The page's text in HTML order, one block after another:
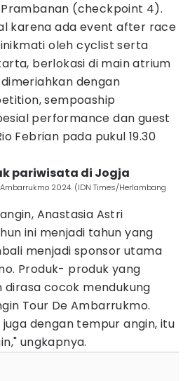
Prambanan (checkpoint 4).
karena ada event after race
oleh cyclist serta
berlokasi di main atrium
dengan
sempoaship
performance dan guest
Febrian pada pukul 19.30
pariwisata di Jogja
2024. (IDN Times/Herlambang
Anastasia Astri
ini menjadi tahun yang
menjadi sponsor utama
Produk- produk yang
dirasa cocok mendukung
Tour De Ambarrukmo.
dengan tempur angin, itu
ungkapnya.